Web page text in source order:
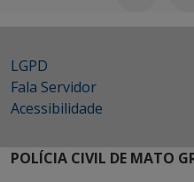
LGPD
Fala Servidor
Acessibilidade
POLÍCIA CIVIL DE MATO